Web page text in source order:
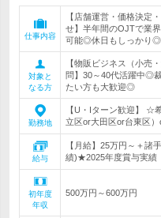
仕事内容
【店舗運営・価格決定
せ】半年間のOJTで業
可能◎休日もしっかり◎
対象と
なる方
【物販ビジネス（小売
問】30～40代活躍中◎
たい方も大歓迎◎
勤務地
【U・Iターン歓迎】 ☆
立区or大田区or台東区）
給与
【月給】25万円～＋諸
績)★2025年度賞与実績
初年度
年収
500万円～600万円